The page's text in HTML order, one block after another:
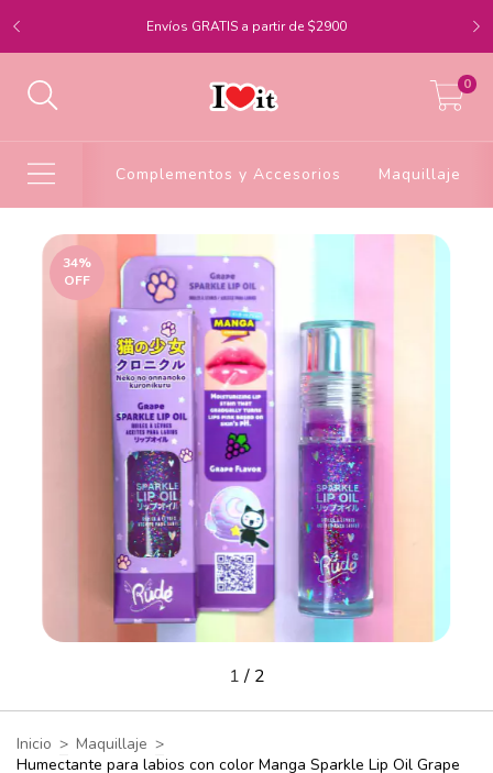
Envíos GRATIS a partir de $2900
0
Complementos y Accesorios Maquillaje
34%
OFF
1/ 2
Inicio > Maquillaje >
Humectante para labios con color Manga Sparkle Lip Oil Grape